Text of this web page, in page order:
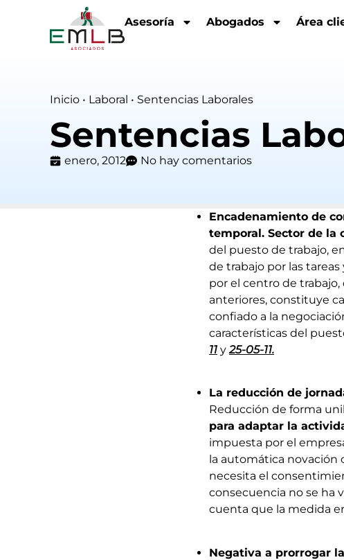
Asesoría Abogados Área
Inicio • Laboral • Sentencias Laborales
Sentencias
enero, 2012 No hay comentarios
Encadenamiento de
temporal. Sector de la
del puesto de trabajo,
de trabajo por las
por el centro de
anteriores, constituye
confiado a la
características del
11 y25-05-11.
La reducción de
Reducción de forma
para adaptar la
impuesta por el
la automática novación
necesita el
consecuencia no se ha
cuenta que la medida
Negativa a prorrogar